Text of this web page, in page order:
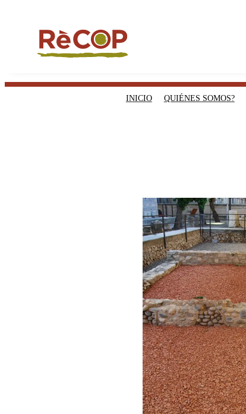
INICIO QUIÉNES SOMOS?